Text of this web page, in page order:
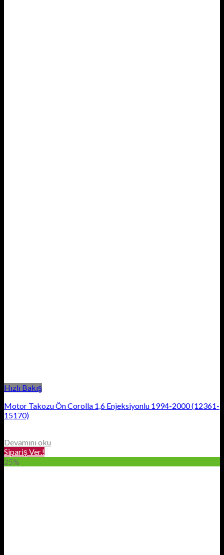
Hızlı Bakış
Motor Takozu Ön Corolla 1,6 Enjeksiyonlu 1994-2000 (12361-
15170)
Devamını oku
Sipariş Ver.!
25%